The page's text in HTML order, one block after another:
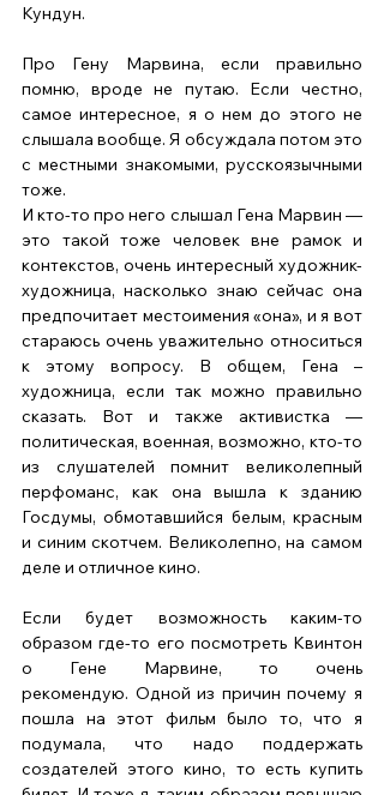
Кундун.
Про Гену Марвина, если правильно
помню, вроде не путаю. Если честно,
самое интересное, я о нем до этого не
слышала вообще. Я обсуждала потом это
с местными знакомыми, русскоязычными
тоже.
И кто-то про него слышал Гена Марвин —
это такой тоже человек вне рамок и
контекстов, очень интересный художник-
художница, насколько знаю сейчас она
предпочитает местоимения «она», и я вот
стараюсь очень уважительно относиться
к этому вопросу. В общем, Гена –
художница, если так можно правильно
сказать. Вот и также активистка —
политическая, военная, возможно, кто-то
из слушателей помнит великолепный
перфоманс, как она вышла к зданию
Госдумы, обмотавшийся белым, красным
и синим скотчем. Великолепно, на самом
деле и отличное кино.
Если будет возможность каким-то
образом где-то его посмотреть Квинтон
о Гене Марвине, то очень
рекомендую. Одной из причин почему я
пошла на этот фильм было то, что я
подумала, что надо поддержать
создателей этого кино, то есть купить